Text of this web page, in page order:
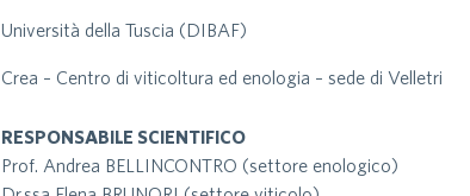
Università della Tuscia (DIBAF)
Crea – Centro di viticoltura ed enologia – sede di Velletri
RESPONSABILE SCIENTIFICO
Prof. Andrea BELLINCONTRO (settore enologico)